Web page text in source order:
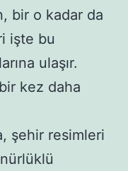
bir o kadar da
işte bu
ulaşır.
kez daha
şehir resimleri